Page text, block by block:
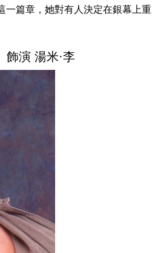
一篇章，她對有人決定在銀幕上重
飾演 湯米·李